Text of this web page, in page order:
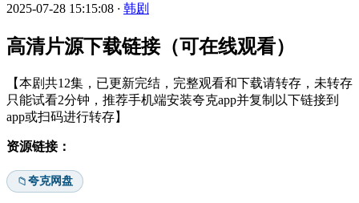
2025-07-28 15:15:08 · 韩剧
高清片源下载链接（可在线观看）
【本剧共12集，已更新完结，完整观看和下载请转存，未转存
只能试看2分钟，推荐手机端安装夸克app并复制以下链接到
app或扫码进行转存】
资源链接：
📁夸克网盘